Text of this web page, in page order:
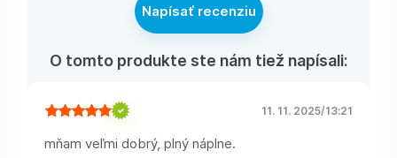
Napísať recenziu
O tomto produkte ste nám tiež napísali:
11. 11. 2025/13:21
mňam veľmi dobrý, plný náplne.